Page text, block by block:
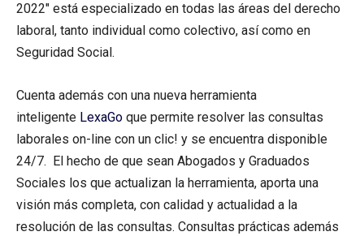
2022" está especializado en todas las áreas del derecho
laboral, tanto individual como colectivo, así como en
Seguridad Social.
Cuenta además con una nueva herramienta
inteligente LexaGo que permite resolver las consultas
laborales on-line con un clic! y se encuentra disponible
24/7. El hecho de que sean Abogados y Graduados
Sociales los que actualizan la herramienta, aporta una
visión más completa, con calidad y actualidad a la
resolución de las consultas. Consultas prácticas además